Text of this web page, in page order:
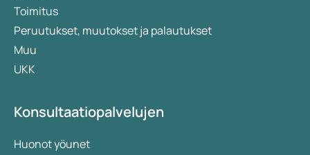
Toimitus
Peruutukset, muutokset ja palautukset
Muu
UKK
Konsultaatiopalvelujen
Huonot yöunet